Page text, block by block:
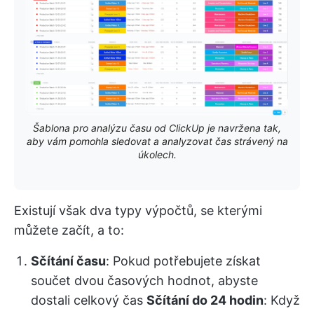
Šablona pro analýzu času od ClickUp je navržena tak,
aby vám pomohla sledovat a analyzovat čas strávený na
úkolech.
Existují však dva typy výpočtů, se kterými
můžete začít, a to:
Sčítání času: Pokud potřebujete získat
součet dvou časových hodnot, abyste
dostali celkový čas Sčítání do 24 hodin: Když